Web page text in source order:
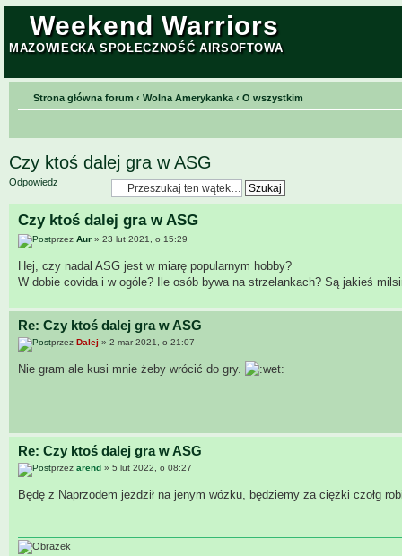
Weekend Warriors
MAZOWIECKA SPOŁECZNOŚĆ AIRSOFTOWA
Strona główna forum ‹ Wolna Amerykanka ‹ O wszystkim
Czy ktoś dalej gra w ASG
Odpowiedz
Czy ktoś dalej gra w ASG
przez Aur » 23 lut 2021, o 15:29
Hej, czy nadal ASG jest w miarę popularnym hobby?
W dobie covida i w ogóle? Ile osób bywa na strzelankach? Są jakieś
Re: Czy ktoś dalej gra w ASG
przez Dalej » 2 mar 2021, o 21:07
Nie gram ale kusi mnie żeby wrócić do gry.
Re: Czy ktoś dalej gra w ASG
przez arend » 5 lut 2022, o 08:27
Będę z Naprzodem jeżdził na jenym wózku, będziemy za ciężki czołg